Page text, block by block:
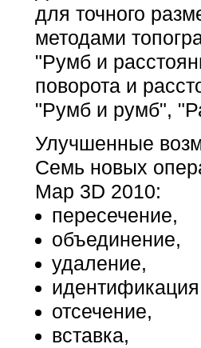
для точного
методами
"Румб и
поворота и
"Румб и румб",
Улучшенные
Семь новых
Map 3D 2010:
пересечение,
объединение,
удаление,
отсечение,
вставка,